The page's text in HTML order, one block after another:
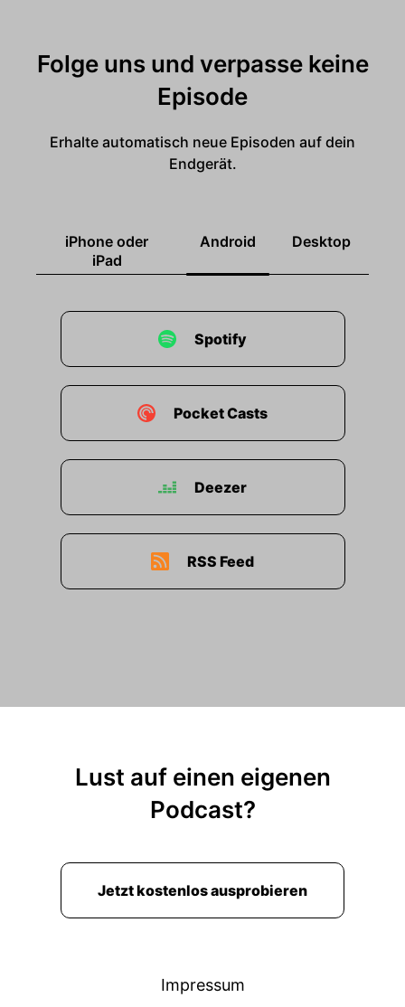
Folge uns und verpasse keine
Episode
Erhalte automatisch neue Episoden auf dein
Endgerät.
iPhone oder
iPad
Android Desktop
Spotify
Pocket Casts
Deezer
RSS Feed
Lust auf einen eigenen
Podcast?
Jetzt kostenlos ausprobieren
Impressum